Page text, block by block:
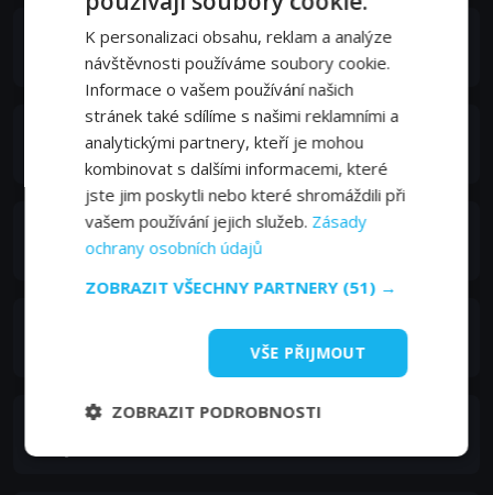
Amr Waked
Sheikh Muhammad
Catherine Steadman
Tom Mison
Capt. Robert Mayers
Jill Baker
K personalizaci obsahu, reklam a analýze
návštěvnosti používáme soubory cookie.
Informace o vašem používání našich
stránek také sdílíme s našimi reklamními a
analytickými partnery, kteří je mohou
kombinovat s dalšími informacemi, které
jste jim poskytli nebo které shromáždili při
vašem používání jejich služeb. Zásady
ochrany osobních údajů
ZOBRAZIT VŠECHNY PARTNERY (51) →
VŠE PŘIJMOUT
ZOBRAZIT PODROBNOSTI